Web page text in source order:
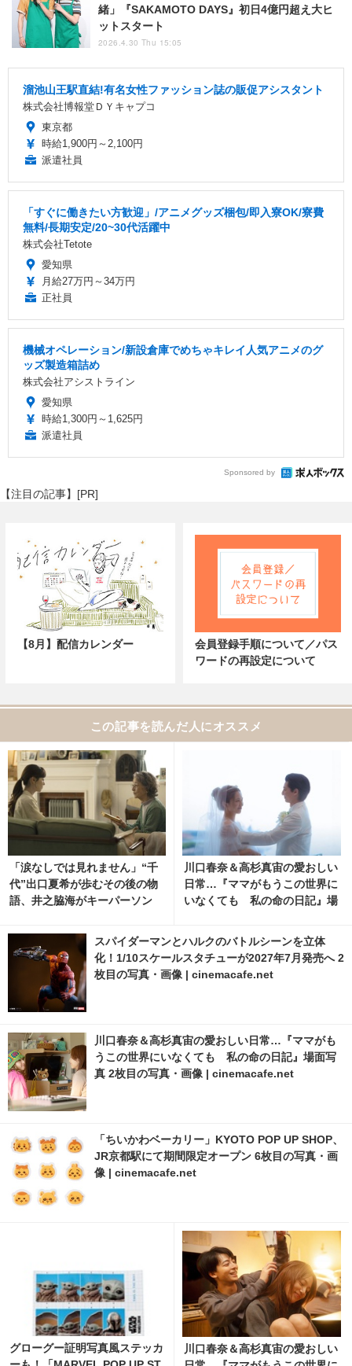
緒」『SAKAMOTO DAYS』初日4億円超え大ヒ
ットスタート
2026.4.30 Thu 15:05
溜池山王駅直結!有名女性ファッション誌の販促アシスタント
株式会社博報堂ＤＹキャプコ
東京都
時給1,900円～2,100円
派遣社員
「すぐに働きたい方歓迎」/アニメグッズ梱包/即入寮OK/寮費
無料/長期安定/20~30代活躍中
株式会社Tetote
愛知県
月給27万円～34万円
正社員
機械オペレーション/新設倉庫でめちゃキレイ人気アニメのグ
ッズ製造箱詰め
株式会社アシストライン
愛知県
時給1,300円～1,625円
派遣社員
Sponsored by
【注目の記事】[PR]
【8月】配信カレンダー
会員登録手順について／パス
ワードの再設定について
この記事を読んだ人にオススメ
「涙なしでは見れません」“千
代”出口夏希が歩むその後の物
語、井之脇海がキーパーソン
出会いたい。』 9枚目の写真・
画像 | cinemacafe.net
川口春奈＆高杉真宙の愛おしい
日常…『ママがもうこの世界に
いなくても 私の命の日記』場
nemacafe.net
スパイダーマンとハルクのバトルシーンを立体
化！1/10スケールスタチューが2027年7月発売へ 2
枚目の写真・画像 | cinemacafe.net
川口春奈＆高杉真宙の愛おしい日常…『ママがも
うこの世界にいなくても 私の命の日記』場面写
真 2枚目の写真・画像 | cinemacafe.net
「ちいかわベーカリー」KYOTO POP UP SHOP、
JR京都駅にて期間限定オープン 6枚目の写真・画
像 | cinemacafe.net
グローグー証明写真風ステッカ
川口春奈＆高杉真宙の愛おしい